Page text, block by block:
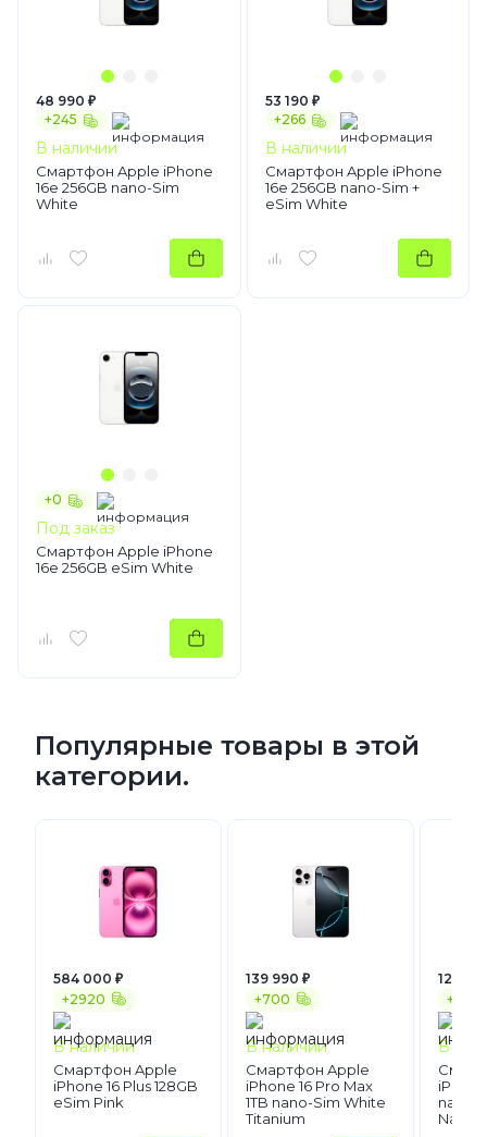
48 990 ₽
+245
В наличии
Смартфон Apple iPhone
16e 256GB nano-Sim
White
53 190 ₽
+266
В наличии
Смартфон Apple iPhone
16e 256GB nano-Sim +
eSim White
+0
Под заказ
Смартфон Apple iPhone
16e 256GB eSim White
Популярные товары в этой
категории.
+2920
584 000 ₽
В наличии
Смартфон Apple
iPhone 16 Plus 128GB
eSim Pink
+700
139 990 ₽
В наличии
Смартфон Apple
iPhone 16 Pro Max
1TB nano-Sim White
Titanium
+637
127
В
iPhone
nano-